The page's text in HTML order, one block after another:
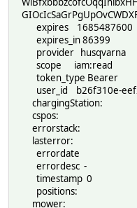
expires 1685487600
expires_in 86399
provider husqvarna
scope iam:read
token_type Bearer
user_id b26f310e-
chargingStation:
cspos:
errorstack:
lasterror:
errordate
errordesc -
timestamp 0
positions:
mower: